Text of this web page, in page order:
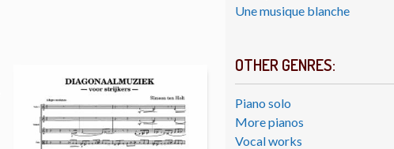
Une musique blanche
OTHER GENRES:
Piano solo
More pianos
Vocal works